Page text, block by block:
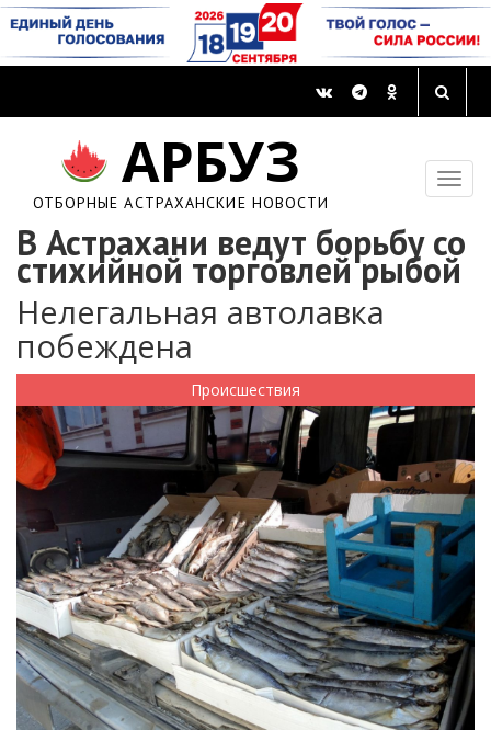
АРБУЗ
ОТБОРНЫЕ АСТРАХАНСКИЕ НОВОСТИ
В Астрахани ведут борьбу со
стихийной торговлей рыбой
Нелегальная автолавка
побеждена
Происшествия